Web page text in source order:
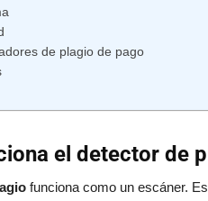
de plagio de pago
el detector de
funciona como un escáner.